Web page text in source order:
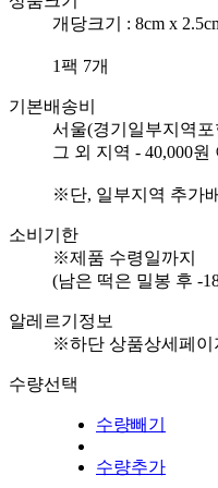
개당크기 : 8cm x
1팩 7개
기본배송비
서울(경기일부지역포
그 외 지역 - 40,000
※단, 일부지역 추가
소비기한
※제품 수령일까지
(남은 떡은 밀봉 후 -
알레르기정보
※하단 상품상세페이
수량선택
수량빼기
수량추가